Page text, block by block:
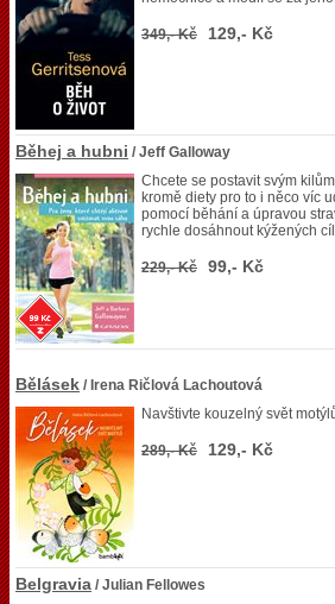
349,- Kč 129,- Kč
Běhej a hubni / Jeff Galloway
Chcete se postavit svým
kromě diety pro to i něco víc
pomocí běhání a úpravou
rychle dosáhnout kýžených
229,- Kč 99,- Kč
Bělásek / Irena Ričlová Lachoutová
Navštivte kouzelný svět
289,- Kč 129,- Kč
Belgravia / Julian Fellowes